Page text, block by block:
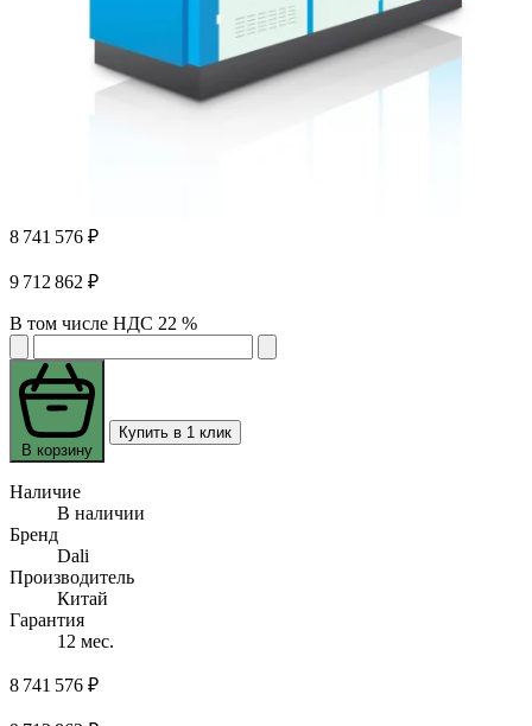
8 741 576 ₽
9 712 862 ₽
В том числе НДС 22 %
В корзину
Купить в 1 клик
Наличие
В наличии
Бренд
Dali
Производитель
Китай
Гарантия
12 мес.
8 741 576 ₽